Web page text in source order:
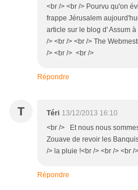
<br /> <br /> Pourvu qu'on
frappe Jérusalem
article sur le blog d' Assum
/> <br /> <br /> The
/> <br /> <br />
Répondre
T Téri 13/12/2013 16:10
<br /> Et nous nous
Zouave de revoir les
/> la pluie !<br /> <br /> <br
Répondre